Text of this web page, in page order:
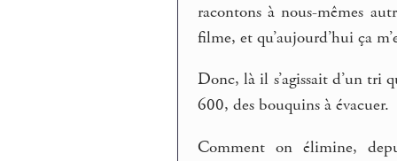
racontons à nous-mêmes
filme, et qu’aujourd’hui ça
Donc, là il s’agissait d’un tri
600, des bouquins à évacuer.
Comment on élimine,